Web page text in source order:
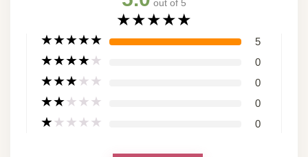
out of 5
★★★★★
★★★★★ 5
★★★★★ 0
★★★★★ 0
★★★★★ 0
★★★★★ 0